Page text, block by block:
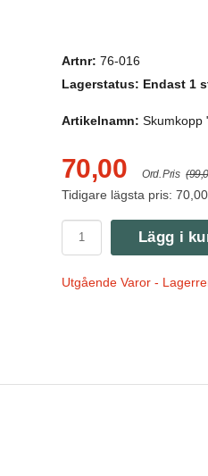
Artnr: 76-016
Lagerstatus: Endast 1
Artikelnamn: Skumkopp
70,00 Ord. Pris
Tidigare lägsta pris: 70,00
Lägg i
Utgående Varor -